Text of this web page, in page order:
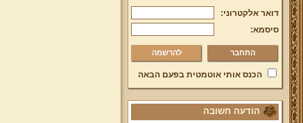
דואר אלקטרוני:
סיסמא:
להרשמה
הכנס אותי אוטמטית בפעם הבאה
הודעה חשובה